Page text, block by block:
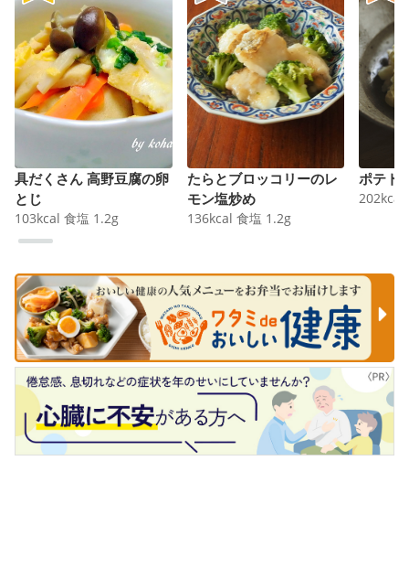
具だくさん 高野豆腐の卵
とじ
103kcal 食塩 1.2g
たらとブロッコリーのレ
モン塩炒め
136kcal 食塩 1.2g
ポテト
202kcal